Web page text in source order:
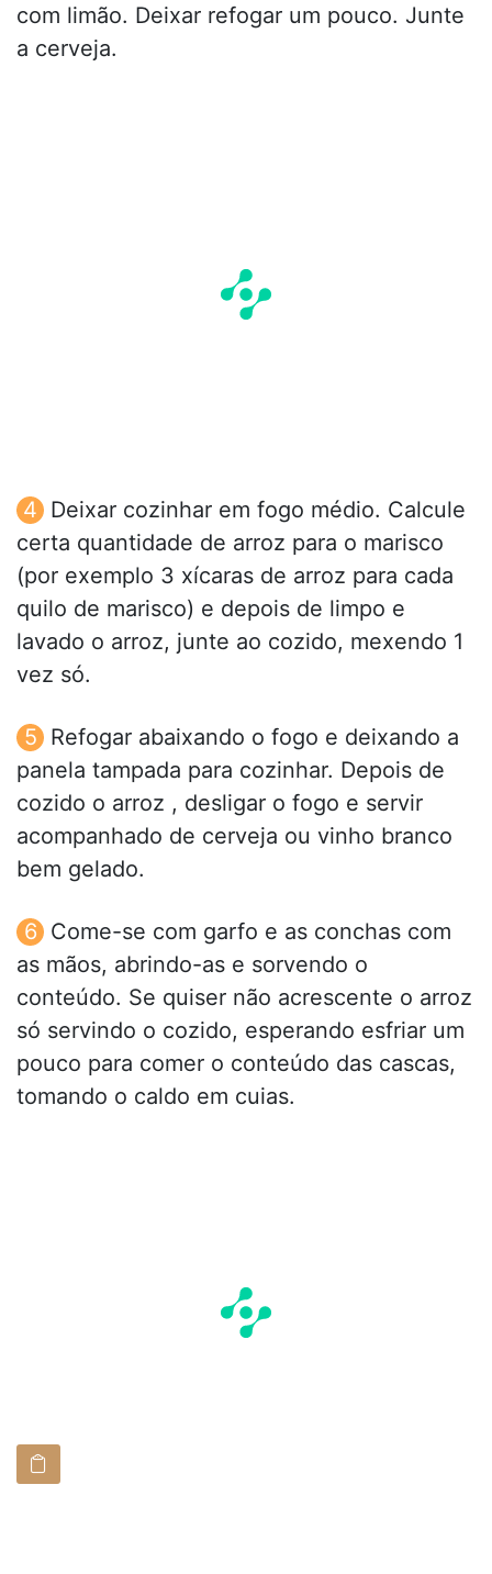
com limão. Deixar refogar um pouco. Junte
a cerveja.
Deixar cozinhar em fogo médio. Calcule
certa quantidade de arroz para o marisco
(por exemplo 3 xícaras de arroz para cada
quilo de marisco) e depois de limpo e
lavado o arroz, junte ao cozido, mexendo 1
vez só.
Refogar abaixando o fogo e deixando a
panela tampada para cozinhar. Depois de
cozido o arroz , desligar o fogo e servir
acompanhado de cerveja ou vinho branco
bem gelado.
Come-se com garfo e as conchas com
as mãos, abrindo-as e sorvendo o
conteúdo. Se quiser não acrescente o arroz
só servindo o cozido, esperando esfriar um
pouco para comer o conteúdo das cascas,
tomando o caldo em cuias.